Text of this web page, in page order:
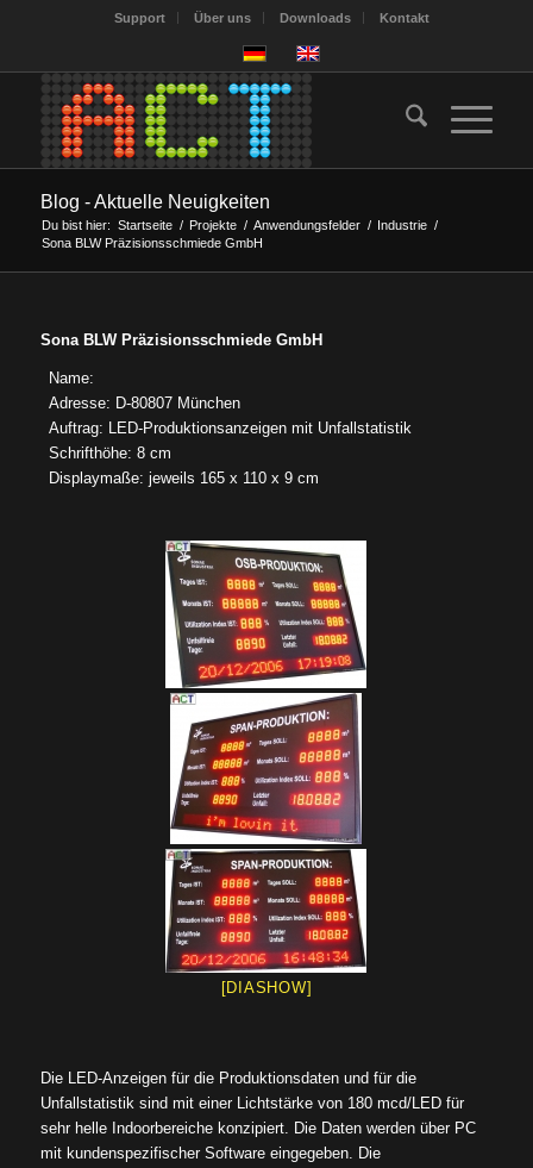
Support Über uns Downloads Kontakt
Blog - Aktuelle Neuigkeiten
Du bist hier: Startseite / Projekte / Anwendungsfelder / Industrie /
Sona BLW Präzisionsschmiede GmbH
Sona BLW Präzisionsschmiede GmbH
Name:
Adresse: D-80807 München
Auftrag: LED-Produktionsanzeigen mit Unfallstatistik
Schrifthöhe: 8 cm
Displaymaße: jeweils 165 x 110 x 9 cm
[DIASHOW]
Die LED-Anzeigen für die Produktionsdaten und für die
Unfallstatistik sind mit einer Lichtstärke von 180 mcd/LED für
sehr helle Indoorbereiche konzipiert. Die Daten werden über PC
mit kundenspezifischer Software eingegeben. Die